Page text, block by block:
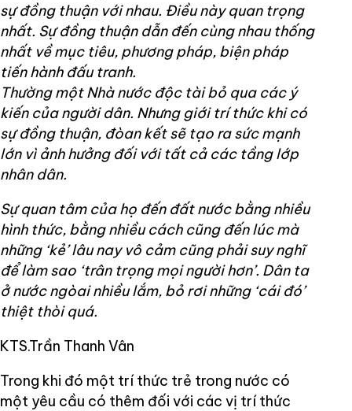
sự đồng thuận với nhau. Điều này quan trọng
nhất. Sự đồng thuận dẫn đến cùng nhau thống
nhất về mục tiêu, phương pháp, biện pháp
tiến hành đấu tranh.
Thường một Nhà nước độc tài bỏ qua các ý
kiến của người dân. Nhưng giới trí thức khi có
sự đồng thuận, đòan kết sẽ tạo ra sức mạnh
lớn vì ảnh hưởng đối với tất cả các tầng lớp
nhân dân.
Sự quan tâm của họ đến đất nước bằng nhiều
hình thức, bằng nhiều cách cũng đến lúc mà
những ‘kẻ’ lâu nay vô cảm cũng phải suy nghĩ
để làm sao ‘trân trọng mọi người hơn’. Dân ta
ở nước ngòai nhiều lắm, bỏ rơi những ‘cái đó’
thiệt thòi quá.
KTS.Trần Thanh Vân
Trong khi đó một trí thức trẻ trong nước có
một yêu cầu có thêm đối với các vị trí thức